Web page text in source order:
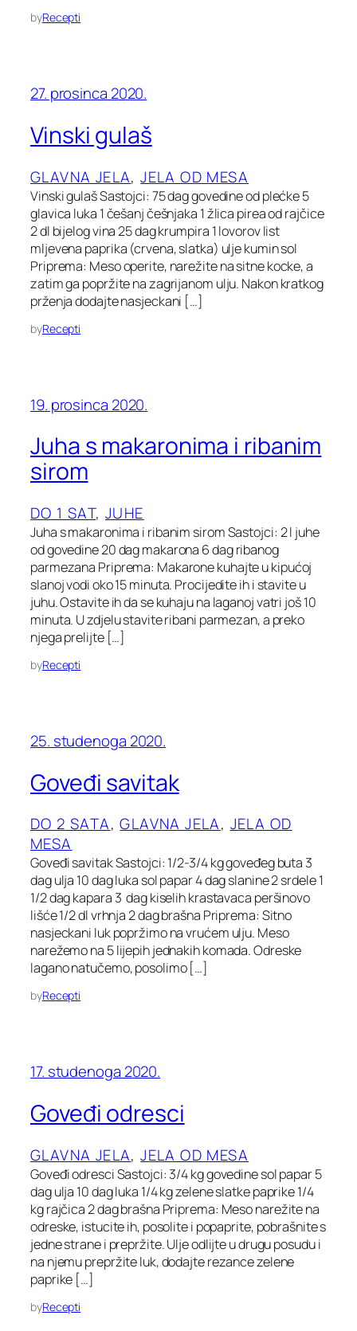
byRecepti
27. prosinca 2020.
Vinski gulaš
GLAVNA JELA, JELA OD MESA
Vinski gulaš Sastojci: 75 dag govedine od plećke 5
glavica luka 1 češanj češnjaka 1 žlica pirea od rajčice
2 dl bijelog vina 25 dag krumpira 1 lovorov list
mljevena paprika (crvena, slatka) ulje kumin sol
Priprema: Meso operite, narežite na sitne kocke, a
zatim ga popržite na zagrijanom ulju. Nakon kratkog
prženja dodajte nasjeckani […]
byRecepti
19. prosinca 2020.
Juha s makaronima i ribanim
sirom
DO 1 SAT, JUHE
Juha s makaronima i ribanim sirom Sastojci: 2 l juhe
od govedine 20 dag makarona 6 dag ribanog
parmezana Priprema: Makarone kuhajte u kipućoj
slanoj vodi oko 15 minuta. Procijedite ih i stavite u
juhu. Ostavite ih da se kuhaju na laganoj vatri još 10
minuta. U zdjelu stavite ribani parmezan, a preko
njega prelijte […]
byRecepti
25. studenoga 2020.
Goveđi savitak
DO 2 SATA, GLAVNA JELA, JELA OD
MESA
Goveđi savitak Sastojci: 1/2-3/4 kg goveđeg buta 3
dag ulja 10 dag luka sol papar 4 dag slanine 2 srdele 1
1/2 dag kapara 3 dag kiselih krastavaca peršinovo
lišće 1/2 dl vrhnja 2 dag brašna Priprema: Sitno
nasjeckani luk popržimo na vrućem ulju. Meso
narežemo na 5 lijepih jednakih komada. Odreske
lagano natučemo, posolimo […]
byRecepti
17. studenoga 2020.
Goveđi odresci
GLAVNA JELA, JELA OD MESA
Goveđi odresci Sastojci: 3/4 kg govedine sol papar 5
dag ulja 10 dag luka 1/4 kg zelene slatke paprike 1/4
kg rajčica 2 dag brašna Priprema: Meso narežite na
odreske, istucite ih, posolite i popaprite, pobrašnite s
jedne strane i prepržite. Ulje odlijte u drugu posudu i
na njemu prepržite luk, dodajte rezance zelene
paprike […]
byRecepti